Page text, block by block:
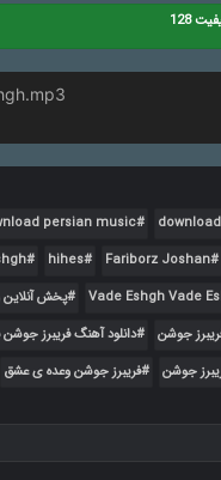
128
persian music
Fariborz Joshan
hihes
Vade Eshgh Vade پخش
جوشن
دانلود آهنگ فریبرز
جوشن فریبرز جوشن وعده ی عشق